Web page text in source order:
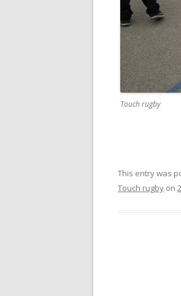
Touch rugby
This entry was
Touch rugby on